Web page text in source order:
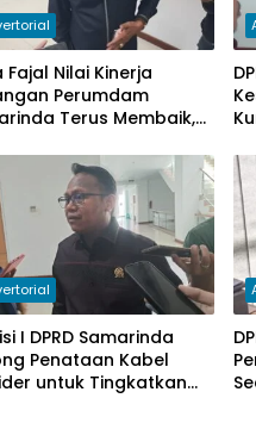
Fajal Nilai Kinerja
Perumdam
Terus Membaik,
Berkurang
I DPRD Samarinda
Penataan Kabel
untuk Tingkatkan